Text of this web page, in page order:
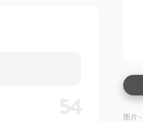
图片 -